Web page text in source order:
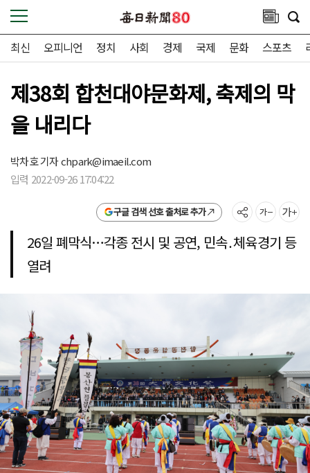
최신 오피니언 정치 사회 경제 국제 문화 스포츠
제38회 합천대야문화제, 축제의 막
을 내리다
박차호 기자chpark@imaeil.com
입력 2022-09-26 17:04:22
구글 검색 선호 출처로 추가
26일 폐막식…각종 전시 및 공연, 민속․체육경기 등
열려